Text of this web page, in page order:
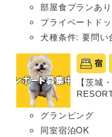
部屋食プランあり
プライベートド
犬種条件: 要問い
宿
【茨城
グランピング
同室宿泊OK